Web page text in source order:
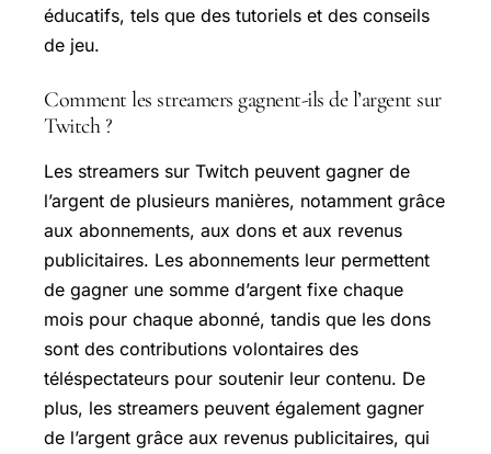
éducatifs, tels que des tutoriels et des conseils
de jeu.
Comment les streamers gagnent-ils de l’argent sur
Twitch ?
Les streamers sur Twitch peuvent gagner de
l’argent de plusieurs manières, notamment grâce
aux abonnements, aux dons et aux revenus
publicitaires. Les abonnements leur permettent
de gagner une somme d’argent fixe chaque
mois pour chaque abonné, tandis que les dons
sont des contributions volontaires des
téléspectateurs pour soutenir leur contenu. De
plus, les streamers peuvent également gagner
de l’argent grâce aux revenus publicitaires, qui